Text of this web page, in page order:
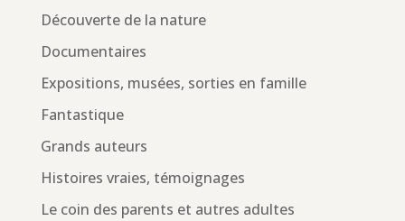
Découverte de la nature
Documentaires
Expositions, musées, sorties en famille
Fantastique
Grands auteurs
Histoires vraies, témoignages
Le coin des parents et autres adultes